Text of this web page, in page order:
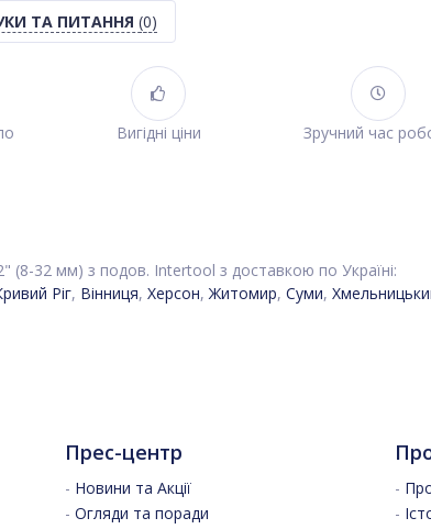
ТА ПИТАННЯ (0)
Вигідні ціни Зручний час
(8-32 мм) з подов. Intertool з доставкою по Україні:
Ріг, Вінниця, Херсон,Житомир, Суми,
Прес-центр
- Новини та Акції
- Огляди та поради
-
-